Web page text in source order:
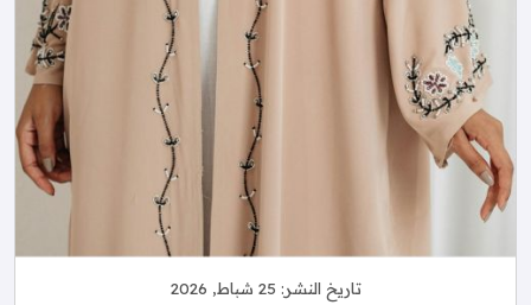
تاريخ النشر: 25 شباط, 2026